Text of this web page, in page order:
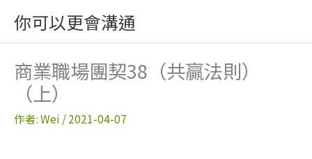
主
你可以更會溝通
商業職場團契38（共贏法則）
（上）
作者:Wei /2021-04-07